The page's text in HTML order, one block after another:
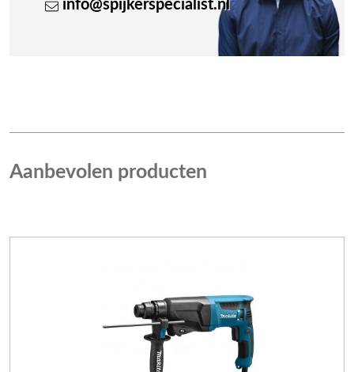
info@spijkerspecialist.nl
Aanbevolen producten